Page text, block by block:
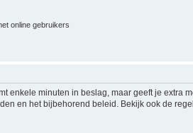
online gebruikers
enkele minuten in beslag, maar geeft je extra
en het bijbehorend beleid. Bekijk ook de